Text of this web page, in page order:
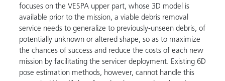
focuses on the VESPA upper part, whose 3D model is
available prior to the mission, a viable debris removal
service needs to generalize to previously-unseen debris, of
potentially unknown or altered shape, so as to maximize
the chances of success and reduce the costs of each new
mission by facilitating the servicer deployment. Existing 6D
pose estimation methods, however, cannot handle this